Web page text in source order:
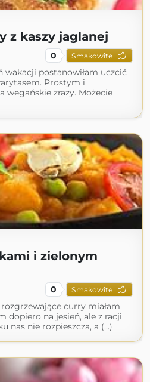
z kaszy jaglanej
0 Smakowite
wakacji postanowiłam uczcić
Prostym i
wegańskie zrazy. Możecie
i zielonym
0 Smakowite
curry miałam
dopiero na jesień, ale z racji
nas nie rozpieszcza, a (...)